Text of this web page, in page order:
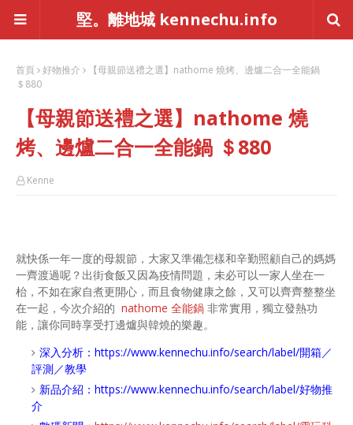
堅。離地城 kennechu.info
首頁 好物推介
【母親節送禮之選】nathome 燒烤、邊爐二合一全能鍋
＄880
【母親節送禮之選】nathome 燒
烤、邊爐二合一全能鍋 ＄880
Kenne
就快係一年一度的母親節，大家又準備怎樣和辛勤照顧自己的媽媽
一齊渡過呢？出街食飯又因為疫情問題，未必可以一家人坐在一
枱，不如在家自煮更開心，而且食物健康之餘，又可以齊齊整整坐
在一起，今次介紹的 nathome 全能鍋 非常實用，獨立發熱功
能，讓你同時享受打邊爐與韓燒的樂趣。
深入分析： https://www.kennechu.info/search/label/開箱／
評測／教學
新品介紹： https://www.kennechu.info/search/label/好物推
介